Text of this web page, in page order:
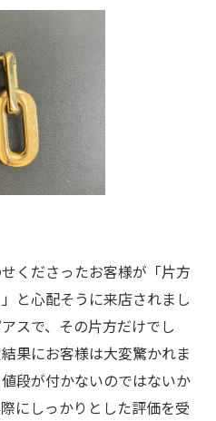
くださったお客様が「片方
と心配そうに来店されまし
スで、その片方だけでし
果にお客様は大変驚かれま
段が付かないのではないか
にしっかりとした評価を受